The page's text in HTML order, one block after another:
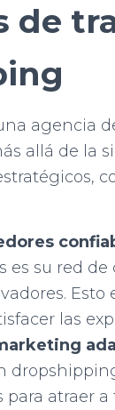
de
agencia
allá de la
es su red
las
para atraer